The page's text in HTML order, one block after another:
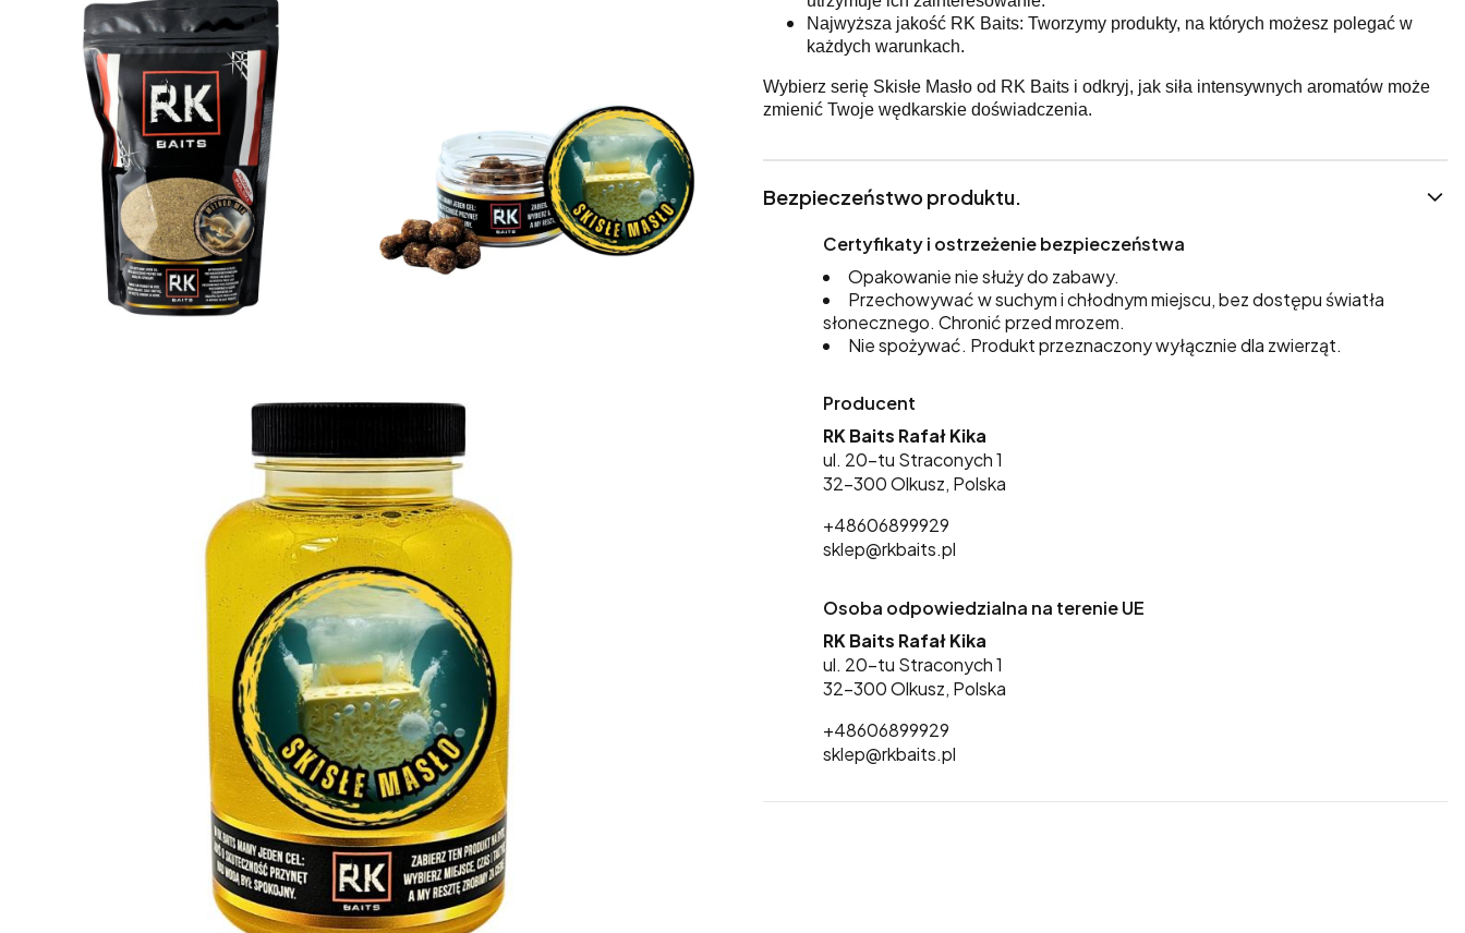
Najwyższa jakość RK Baits: Tworzymy produkty, na których możesz polegać w
każdych warunkach.
Wybierz serię Skisłe Masło od RK Baits i odkryj, jak siła intensywnych aromatów może
zmienić Twoje wędkarskie doświadczenia.
Bezpieczeństwo produktu.
Certyfikaty i ostrzeżenie bezpieczeństwa
Opakowanie nie służy do zabawy.
Przechowywać w suchym i chłodnym miejscu, bez dostępu światła
słonecznego. Chronić przed mrozem.
Nie spożywać. Produkt przeznaczony wyłącznie dla zwierząt.
Producent
RK Baits Rafał Kika
ul. 20-tu Straconych 1
32-300 Olkusz, Polska
+48606899929
sklep@rkbaits.pl
Osoba odpowiedzialna na terenie UE
RK Baits Rafał Kika
ul. 20-tu Straconych 1
32-300 Olkusz, Polska
+48606899929
sklep@rkbaits.pl